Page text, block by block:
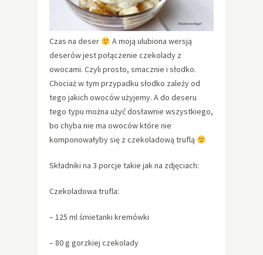
Czas na deser
A moją ulubiona wersją
deserów jest połączenie czekolady z
owocami. Czyli prosto, smacznie i słodko.
Chociaż w tym przypadku słodko zależy od
tego jakich owoców użyjemy. A do deseru
tego typu można użyć dosławnie wszystkiego,
bo chyba nie ma owoców które nie
komponowałyby się z czekoladową truflą
Składniki na 3 porcje takie jak na zdjęciach:
Czekoladowa trufla:
– 125 ml śmietanki kremówki
– 80 g gorzkiej czekolady